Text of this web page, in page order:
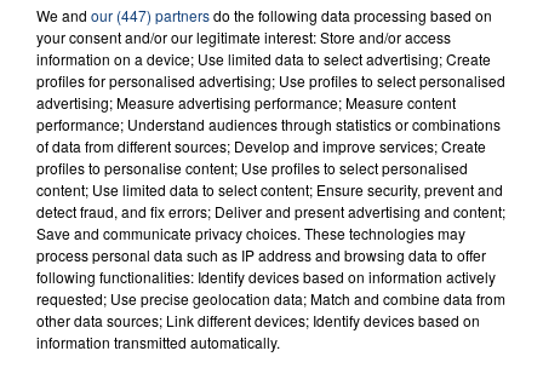
FIL D'ACTU
23 juillet 2026
INCENDIE MORTEL À LENS : UNE FEMME ET
We and our (447) partnersdo the following data processing based on
your consent and/or our legitimate interest: Store and/or access
information on a device; Use limited data to select advertising; Create
profiles for personalised advertising; Use profiles to select personalised
advertising; Measure advertising performance; Measure content
performance; Understand audiences through statistics or combinations
of data from different sources; Develop and improve services; Create
profiles to personalise content; Use profiles to select personalised
content; Use limited data to select content; Ensure security, prevent and
detect fraud, and fix errors; Deliver and present advertising and content;
Save and communicate privacy choices. These technologies may
process personal data such as IP address and browsing data to offer
following functionalities: Identify devices based on information actively
requested; Use precise geolocation data; Match and combine data from
other data sources; Link different devices; Identify devices based on
information transmitted automatically.